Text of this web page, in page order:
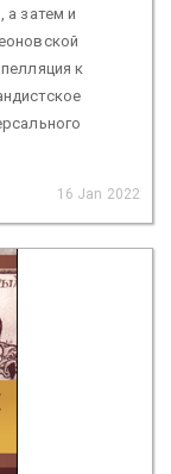
а затем и
к
16 Jan 2022